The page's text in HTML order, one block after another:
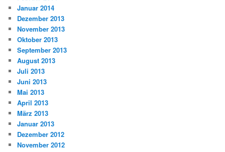
Januar 2014
Dezember 2013
November 2013
Oktober 2013
September 2013
August 2013
Juli 2013
Juni 2013
Mai 2013
April 2013
März 2013
Januar 2013
Dezember 2012
November 2012